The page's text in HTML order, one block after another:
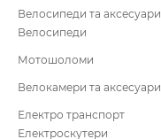
Велосипеди та аксесуари
Велосипеди
Мотошоломи
Велокамери та аксесуари
Електро транспорт
Електроскутери